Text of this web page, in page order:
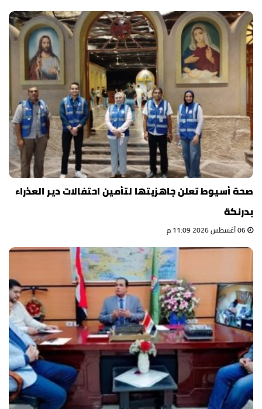
صحة أسيوط تعلن جاهزيتها لتأمين احتفالات دير العذراء
بدرنكة